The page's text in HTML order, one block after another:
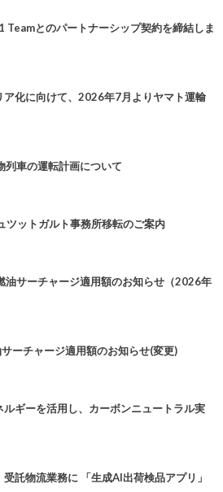
Teamとのパートナーシップ契約を締結しま
ア化に向けて、2026年7月よりヤマト運輸
列車の運転計画について
ツットガルト事務所移転のご案内
油サーチャージ適用額のお知らせ（2026年
ーチャージ適用額のお知らせ(変更)
ギーを活用し、カーボンニュートラル実
託物流業務に 「生成AI出荷検品アプリ」